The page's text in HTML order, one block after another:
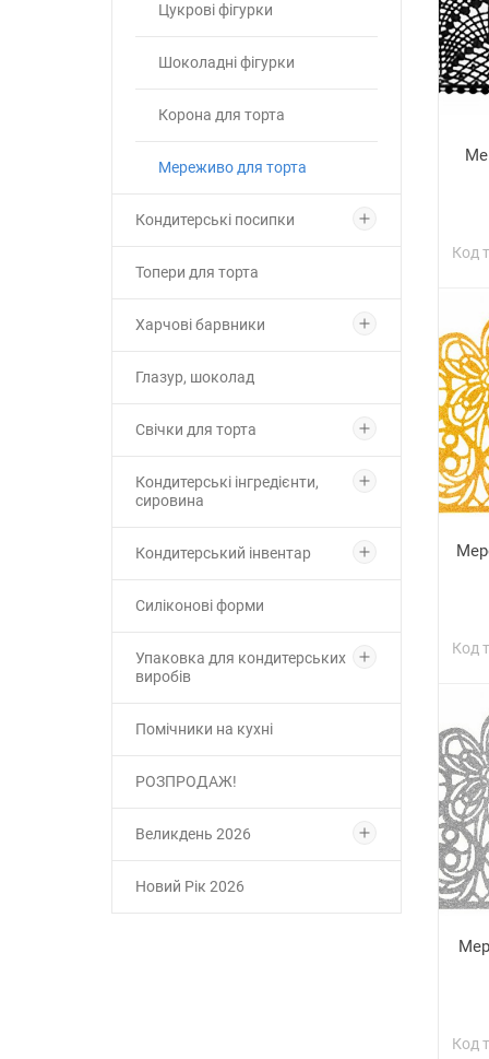
Цукрові фігурки
Шоколадні фігурки
Корона для торта
Мереживо для торта
Кондитерські посипки
Топери для торта
Харчові барвники
Глазур, шоколад
Свічки для торта
Кондитерські інгредієнти,
сировина
Кондитерський інвентар
Силіконові форми
Упаковка для кондитерських
виробів
Помічники на кухні
РОЗПРОДАЖ!
Великдень 2026
Новий Рік 2026
Код
Код
Код